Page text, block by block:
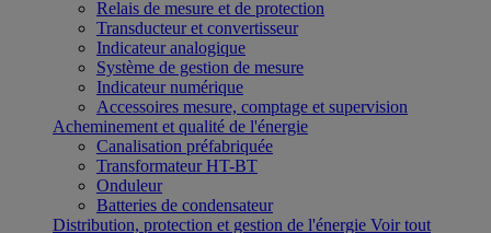
Relais de mesure et de protection
Transducteur et convertisseur
Indicateur analogique
Système de gestion de mesure
Indicateur numérique
Accessoires mesure, comptage et supervision
Acheminement et qualité de l'énergie
Canalisation préfabriquée
Transformateur HT-BT
Onduleur
Batteries de condensateur
Distribution, protection et gestion de l'énergie Voir tout